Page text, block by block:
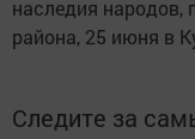
наследия
района, 25 июня в
Следите за